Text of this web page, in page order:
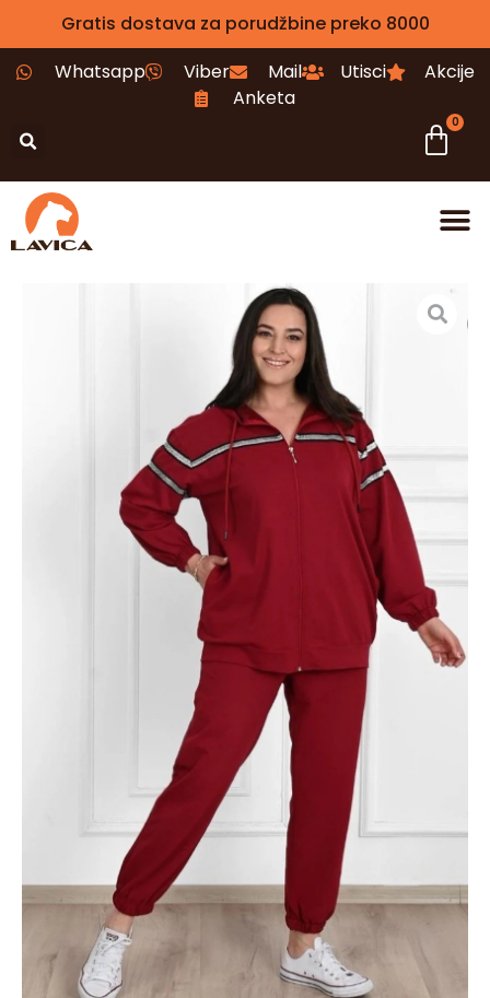
Gratis dostava za porudžbine preko 8000
Whatsapp
Viber Mail Utisci
Akcije
Anketa
0